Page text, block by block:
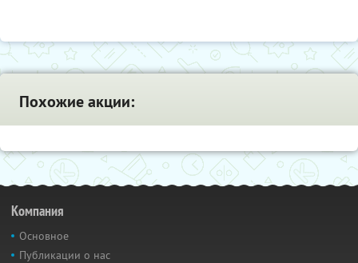
Похожие акции:
Компания
Основное
Публикации о нас